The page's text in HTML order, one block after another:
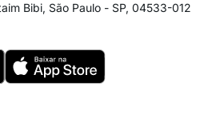
Bibi, São Paulo - SP, 04533-012